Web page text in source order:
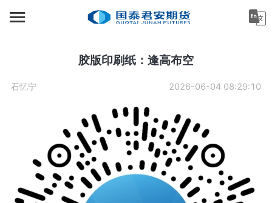
首页
机构金融
投资者教育
关于公司
胶版印刷纸：逢高布空
石忆宁 2026-06-04 08:29:10